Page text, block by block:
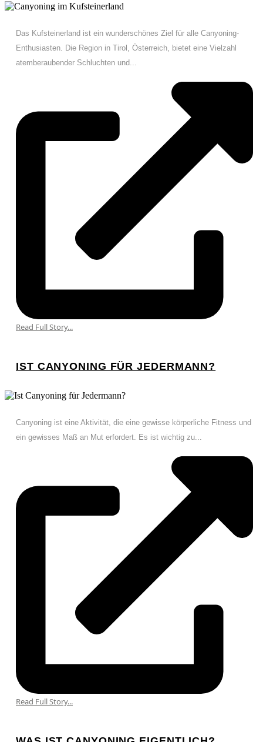
Das Kufsteinerland ist ein wunderschönes Ziel für alle Canyoning-
Enthusiasten. Die Region in Tirol, Österreich, bietet eine Vielzahl
atemberaubender Schluchten und...
Read Full Story...
IST CANYONING FÜR JEDERMANN?
Canyoning ist eine Aktivität, die eine gewisse körperliche Fitness und
ein gewisses Maß an Mut erfordert. Es ist wichtig zu...
Read Full Story...